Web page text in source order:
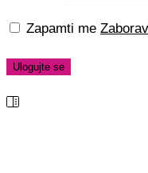
Zapamti me
Ulogujte se